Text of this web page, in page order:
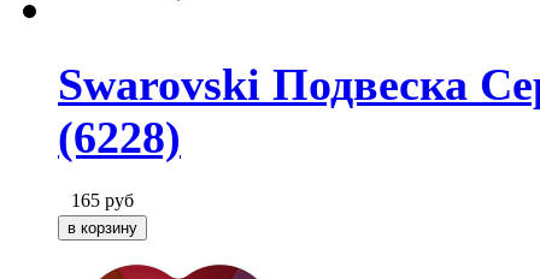
Swarovski Подвеска
(6228)
165 руб